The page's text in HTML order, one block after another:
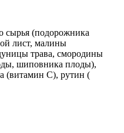
сырья (подорожника
лист, малины
трава, смородины
шиповника плоды),
(витамин С), рутин (